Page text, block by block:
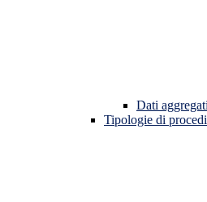
Dati
Tipologie di